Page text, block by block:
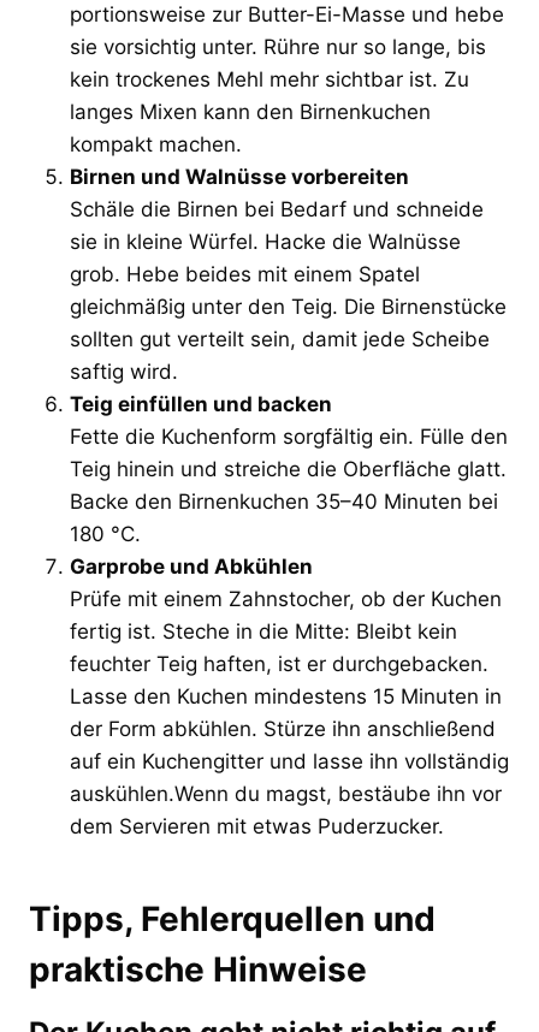
portionsweise zur Butter-Ei-Masse und hebe
sie vorsichtig unter. Rühre nur so lange, bis
kein trockenes Mehl mehr sichtbar ist. Zu
langes Mixen kann den Birnenkuchen
kompakt machen.
Birnen und Walnüsse vorbereiten
Schäle die Birnen bei Bedarf und schneide
sie in kleine Würfel. Hacke die Walnüsse
grob. Hebe beides mit einem Spatel
gleichmäßig unter den Teig. Die Birnenstücke
sollten gut verteilt sein, damit jede Scheibe
saftig wird.
Teig einfüllen und backen
Fette die Kuchenform sorgfältig ein. Fülle den
Teig hinein und streiche die Oberfläche glatt.
Backe den Birnenkuchen 35–40 Minuten bei
180 °C.
Garprobe und Abkühlen
Prüfe mit einem Zahnstocher, ob der Kuchen
fertig ist. Steche in die Mitte: Bleibt kein
feuchter Teig haften, ist er durchgebacken.
Lasse den Kuchen mindestens 15 Minuten in
der Form abkühlen. Stürze ihn anschließend
auf ein Kuchengitter und lasse ihn vollständig
auskühlen.Wenn du magst, bestäube ihn vor
dem Servieren mit etwas Puderzucker.
Tipps, Fehlerquellen und
praktische Hinweise